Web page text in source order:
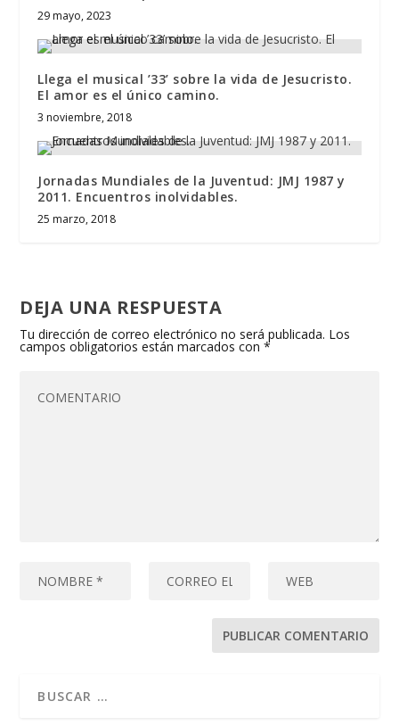
29 mayo, 2023
Llega el musical ’33’ sobre la vida de Jesucristo.
El amor es el único camino.
3 noviembre, 2018
Jornadas Mundiales de la Juventud: JMJ 1987 y
2011. Encuentros inolvidables.
25 marzo, 2018
DEJA UNA RESPUESTA
Tu dirección de correo electrónico no será publicada. Los
campos obligatorios están marcados con*